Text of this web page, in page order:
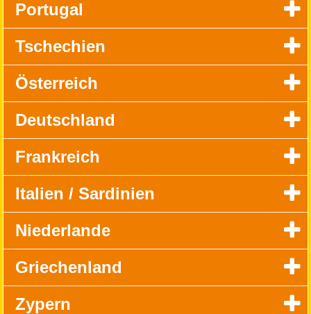
Portugal
Tschechien
Österreich
Deutschland
Frankreich
Italien / Sardinien
Niederlande
Griechenland
Zypern